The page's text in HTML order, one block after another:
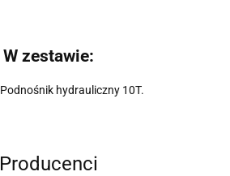
W zestawie:
Podnośnik hydrauliczny 10T.
Producenci